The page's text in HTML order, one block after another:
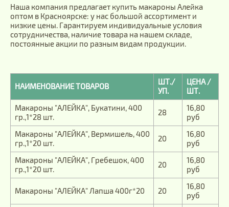
Наша компания предлагает купить макароны Алейка
оптом в Красноярске: у нас большой ассортимент и
низкие цены. Гарантируем индивидуальные условия
сотрудничества, наличие товара на нашем складе,
постоянные акции по разным видам продукции.
НАИМЕНОВАНИЕ ТОВАРОВ
ШТ./
УП.
ЦЕНА /
ШТ.
Макароны "АЛЕЙКА", Букатини, 400
гр.,1*28 шт.
28
16,80
руб
Макароны "АЛЕЙКА", Вермишель, 400
гр.,1*20 шт.
20
16,80
руб
Макароны "АЛЕЙКА", Гребешок, 400
гр.,1*20 шт.
20
16,80
руб
Макароны "АЛЕЙКА" Лапша 400г*20 20
16,80
руб